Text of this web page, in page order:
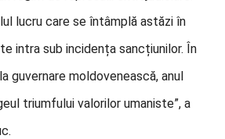
lucru care se întâmplă astăzi în
intra sub incidența sancțiunilor. În
guvernare moldovenească, anul
triumfului valorilor umaniste”, a